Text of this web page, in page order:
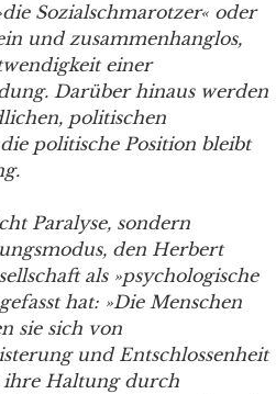
Sozial­schma­rotzer« oder
und zusammenhanglos,
einer
Darüber hinaus werden
politischen
politische Position bleibt
Paralyse, sondern
den Herbert
als »psychologische
hat: »Die Menschen
sie sich von
und Entschlossenheit
Haltung durch